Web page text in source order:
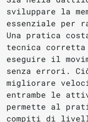
sviluppare la
essenziale per
Una pratica
tecnica
eseguire il
senza errori.
migliorare
entrambe le
permette al
compiti di